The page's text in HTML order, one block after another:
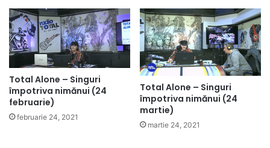
Total Alone – Singuri
împotriva nimănui (24
februarie)
februarie 24, 2021
Total Alone – Singuri
împotriva nimănui (24
martie)
martie 24, 2021